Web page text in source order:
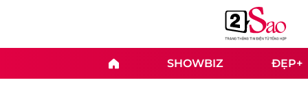
SHOWBIZ ĐẸP+